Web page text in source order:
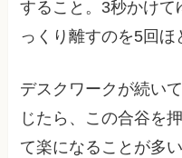
すること。3秒かけ
っくり離すのを5回ほ
デスクワークが続い
じたら、この合谷を
て楽になることが多